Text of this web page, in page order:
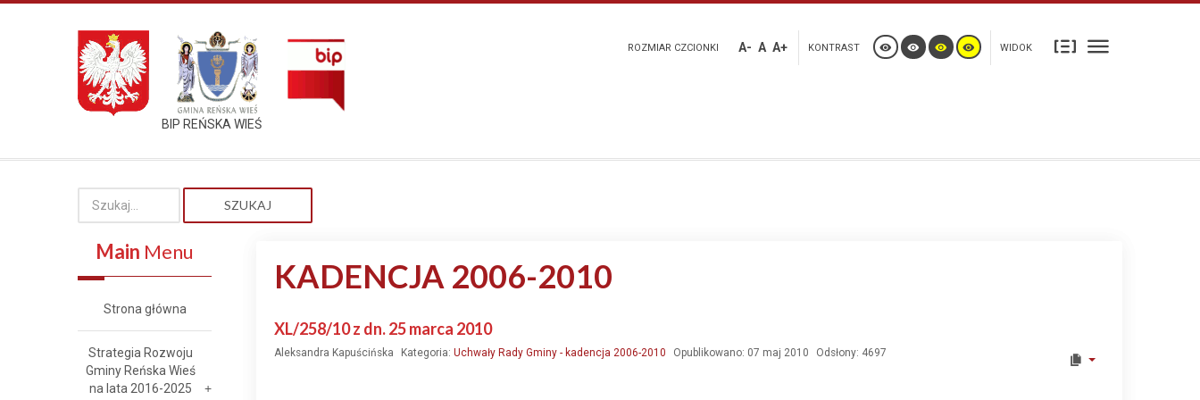
BIP REŃSKA WIEŚ
ROZMIAR CZCIONKI A- A A+ KONTRAST WIDOK
SZUKAJ
KADENCJA 2006-2010
XL/258/10 z dn. 25 marca 2010
Aleksandra Kapuścińska Kategoria: Uchwały Rady Gminy - kadencja 2006-2010 Opublikowano: 07 maj 2010 Odsłony: 4697
Main Menu
Strona główna
Strategia Rozwoju
Gminy Reńska Wieś
na lata 2016-2025